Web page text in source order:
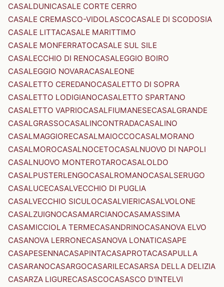
CASALDUNICASALE CORTE CERRO
CASALE CREMASCO-VIDOLASCOCASALE DI SCODOSIA
CASALE LITTACASALE MARITTIMO
CASALE MONFERRATOCASALE SUL SILE
CASALECCHIO DI RENOCASALEGGIO BOIRO
CASALEGGIO NOVARACASALEONE
CASALETTO CEREDANOCASALETTO DI SOPRA
CASALETTO LODIGIANOCASALETTO SPARTANO
CASALETTO VAPRIOCASALFIUMANESECASALGRANDE
CASALGRASSOCASALINCONTRADACASALINO
CASALMAGGIORECASALMAIOCCOCASALMORANO
CASALMOROCASALNOCETOCASALNUOVO DI NAPOLI
CASALNUOVO MONTEROTAROCASALOLDO
CASALPUSTERLENGOCASALROMANOCASALSERUGO
CASALUCECASALVECCHIO DI PUGLIA
CASALVECCHIO SICULOCASALVIERICASALVOLONE
CASALZUIGNOCASAMARCIANOCASAMASSIMA
CASAMICCIOLA TERMECASANDRINOCASANOVA ELVO
CASANOVA LERRONECASANOVA LONATICASAPE
CASAPESENNACASAPINTACASAPROTACASAPULLA
CASARANOCASARGOCASARILECASARSA DELLA DELIZIA
CASARZA LIGURECASASCOCASASCO D'INTELVI